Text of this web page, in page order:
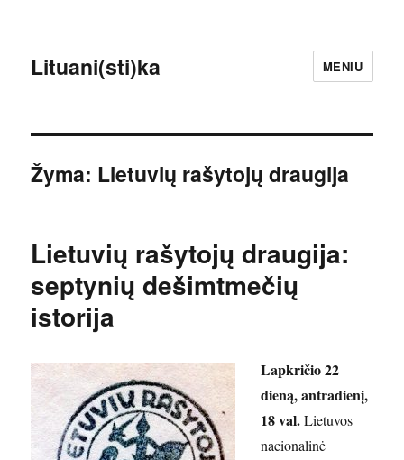
Lituani(sti)ka MENIU
Žyma: Lietuvių rašytojų draugija
Lietuvių rašytojų draugija:
septynių dešimtmečių
istorija
Lapkričio 22
dieną, antradienį,
18 val.Lietuvos
nacionalinė